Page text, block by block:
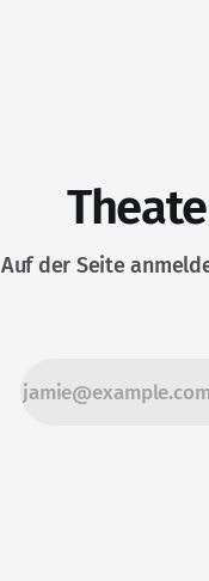
Auf der Seite